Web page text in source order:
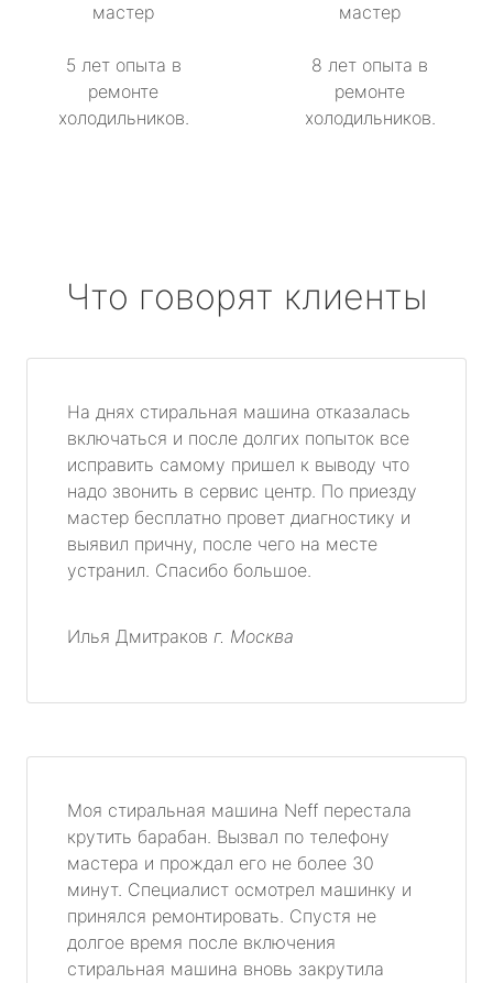
мастер
5 лет опыта в
ремонте
холодильников.
мастер
8 лет опыта в
ремонте
холодильников.
Что говорят клиенты
На днях стиральная машина отказалась
включаться и после долгих попыток все
исправить самому пришел к выводу что
надо звонить в сервис центр. По приезду
мастер бесплатно провет диагностику и
выявил причну, после чего на месте
устранил. Спасибо большое.
Илья Дмитраков г. Москва
Моя стиральная машина Neff перестала
крутить барабан. Вызвал по телефону
мастера и прождал его не более 30
минут. Специалист осмотрел машинку и
принялся ремонтировать. Спустя не
долгое время после включения
стиральная машина вновь закрутила